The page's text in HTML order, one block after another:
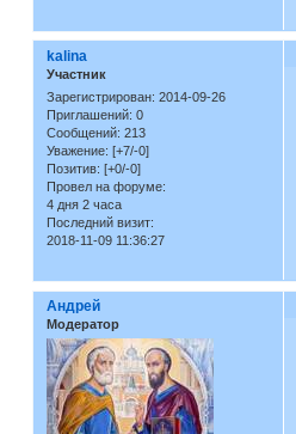
kalina
Участник
Зарегистрирован: 2014-09-26
Приглашений: 0
Сообщений: 213
Уважение: [+7/-0]
Позитив: [+0/-0]
Провел на форуме:
4 дня 2 часа
Последний визит:
2018-11-09 11:36:27
Андрей
Модератор